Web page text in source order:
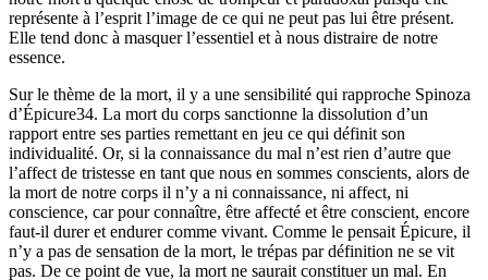
représente à l’esprit l’image de ce qui ne peut pas lui être présent.
Elle tend donc à masquer l’essentiel et à nous distraire de notre
essence.
Sur le thème de la mort, il y a une sensibilité qui rapproche Spinoza
d’Épicure34. La mort du corps sanctionne la dissolution d’un
rapport entre ses parties remettant en jeu ce qui définit son
individualité. Or, si la connaissance du mal n’est rien d’autre que
l’affect de tristesse en tant que nous en sommes conscients, alors de
la mort de notre corps il n’y a ni connaissance, ni affect, ni
conscience, car pour connaître, être affecté et être conscient, encore
faut-il durer et endurer comme vivant. Comme le pensait Épicure, il
n’y a pas de sensation de la mort, le trépas par définition ne se vit
pas. De ce point de vue, la mort ne saurait constituer un mal. En